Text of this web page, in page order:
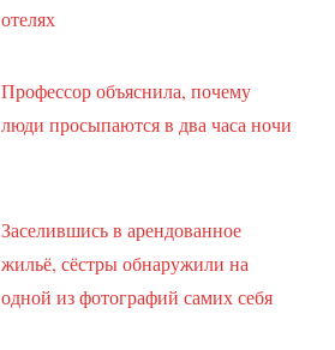
отелях
Профессор объяснила, почему
люди просыпаются в два часа ночи
Заселившись в арендованное
жильё, сёстры обнаружили на
одной из фотографий самих себя